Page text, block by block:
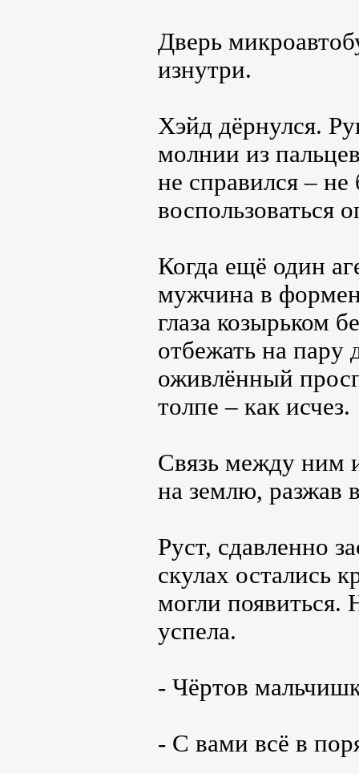
Дверь
изнутри.
Хэйд дёрнулся.
молнии из
не справился –
воспользоваться
Когда ещё один
мужчина в
глаза козырьком
отбежать на пару
оживлённый
толпе – как исчез.
Связь между ним
на землю, разжав
Руст, сдавленно
скулах остались
могли появиться.
успела.
- Чёртов
- С вами всё в